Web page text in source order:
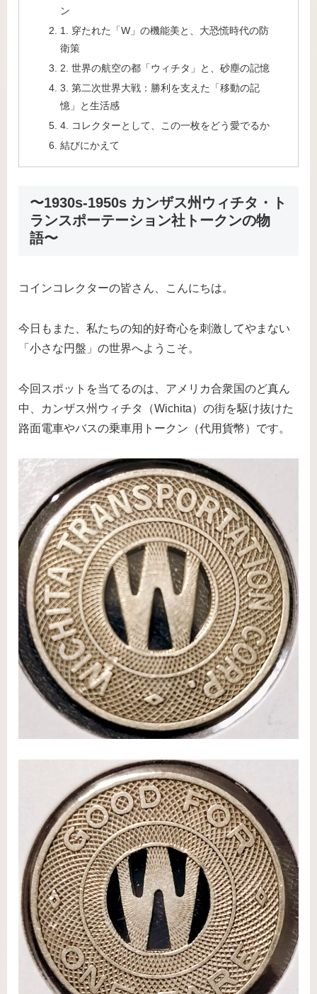
ン
1. 穿たれた「W」の機能美と、大恐慌時代の防
衛策
2. 世界の航空の都「ウィチタ」と、砂塵の記憶
3. 第二次世界大戦：勝利を支えた「移動の記
憶」と生活感
4. コレクターとして、この一枚をどう愛でるか
結びにかえて
〜1930s-1950s カンザス州ウィチタ・ト
ランスポーテーション社トークンの物
語〜
コインコレクターの皆さん、こんにちは。
今日もまた、私たちの知的好奇心を刺激してやまない
「小さな円盤」の世界へようこそ。
今回スポットを当てるのは、アメリカ合衆国のど真ん
中、カンザス州ウィチタ（Wichita）の街を駆け抜けた
路面電車やバスの乗車用トークン（代用貨幣）です。